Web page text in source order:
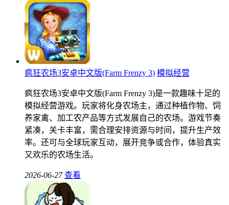
疯狂农场3安卓中文版(Farm Frenzy 3) 模拟经营
疯狂农场3安卓中文版(Farm Frenzy 3)是一款趣味十足的
模拟经营游戏。玩家将化身农场主，通过种植作物、饲
养家禽、加工农产品等方式发展自己的农场。游戏节奏
紧凑，关卡丰富，需合理安排资源与时间，提升生产效
率。还可与全球玩家互动，展开竞争或合作，体验真实
又欢乐的农场生活。
2026-06-27 查看